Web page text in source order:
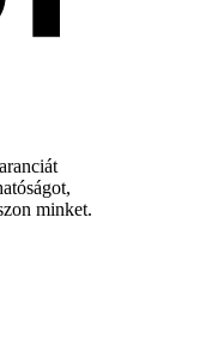
minket.